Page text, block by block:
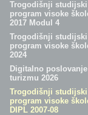
Trogodišnji studijski
program visoke
2017 Modul 4
Trogodišnji studijski
program visoke
2024
Digitalno
turizmu 2026
Trogodišnji studijski
program visoke
DIPL 2007-08